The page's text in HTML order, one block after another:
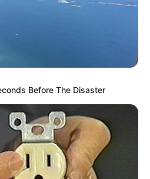
ΔΗΜΟΦΙΛΗ
Before The Disaster